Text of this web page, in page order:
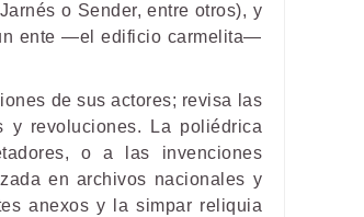
o Sender, entre otros), y
ente —el edificio carmelita—
de sus actores; revisa las
y revoluciones. La poliédrica
o a las invenciones
en archivos nacionales y
anexos y la simpar reliquia